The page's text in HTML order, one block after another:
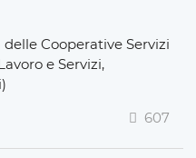
Cooperative Servizi
e Servizi,
607